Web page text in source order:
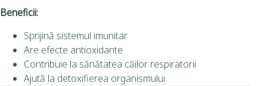
Beneficii:
Sprijină sistemul imunitar
Are efecte antioxidante
Contribuie la sănătatea căilor respiratorii
Ajută la detoxifierea organismului